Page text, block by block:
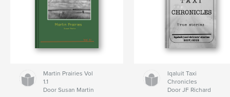
Martin Prairies Vol
1.1
Door Susan Martin
Iqaluit Taxi
Chronicles
Door JF Richard